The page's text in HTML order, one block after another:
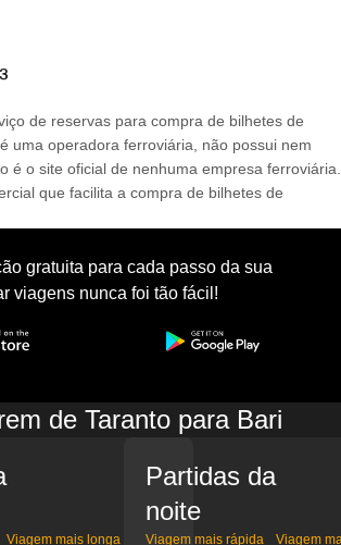
de reservas para compra de bilhetes de
uma operadora ferroviária, não possui nem
é o site oficial de nenhuma empresa ferroviária.
que facilita a compra de bilhetes de
gratuita para cada passo da sua
viagens nunca foi tão fácil!
de Taranto para Bari
Viagem mais longa
Partidas da
noite
Viagem mais rápida Viagem